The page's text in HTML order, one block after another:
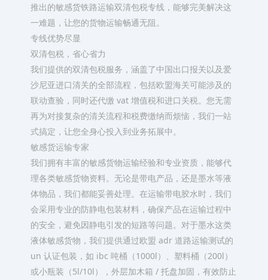
推出的敏感货铁路运输双清包税专线，能够完美解决这
一难题，让您的货物运输畅通无阻。​
专线优势尽显​
双清包税，省心省力​
我们提供的双清包税服务，涵盖了中国出口报关以及爱
沙尼亚进口清关的全部流程，包括欧盟海关可能涉及的
联动查验，同时还代缴 vat 增值税和进口关税。您无需
再为对接复杂的清关流程和税费缴纳而烦恼，我们一站
式搞定，让您全身心投入到业务拓展中。​
敏感货运输专家​
我们拥有丰富的敏感货物运输经验和专业资质，能够代
理各类敏感货物资料。无论是带电产品，还是墨水等液
体物品，我们都能妥善处理。在运输带电胶水时，我们
会采用专业的防静电包装材料，确保产品在运输过程中
的安全，避免因静电引发的短路等问题。对于墨水这类
液体敏感货物，我们提供通过欧盟 adr 道路运输测试的
un 认证包装，如 ibc 吨桶（1000l）、塑料桶（200l）
或小瓶装（5l/10l），外层加木箱 / 托盘加固，有效防止